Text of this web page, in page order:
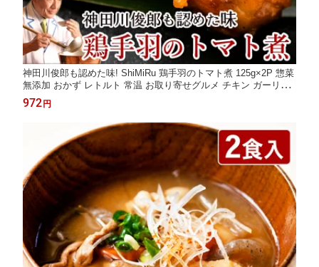
神田川俊郎も認めた味! ShiMiRu 鶏手羽のトマト煮 125g×2P 惣菜
無添加 おかず レトルト 常温 お取り寄せグルメ チキン ガーリッ
ク煮 おつまみ 肉 個食 ご飯のお供 高級 和食 子供 安心 ごはん レ
ンチン 温めるだけ ごちそう 味源
972 円